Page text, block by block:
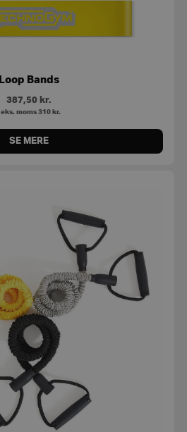
Loop Bands
387,50 kr.
eks. moms 310 kr.
SE MERE